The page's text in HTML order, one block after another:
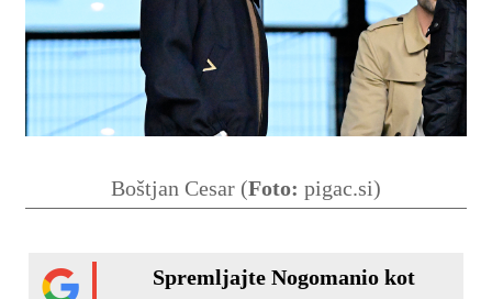
Boštjan Cesar (Foto: pigac.si)
Spremljajte Nogomanio kot